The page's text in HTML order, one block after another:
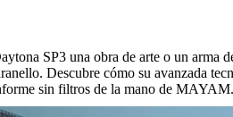
SP3 una obra de arte o un arma
Descubre cómo su avanzada
sin filtros de la mano de MAYAM.